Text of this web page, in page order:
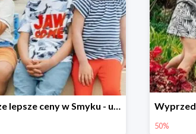
Jeszcze lepsze ceny w Smyku - ubrania i buty do -70%
50%